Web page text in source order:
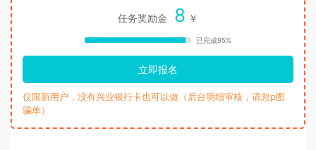
任务奖励金 8 ￥
已完成95%
立即报名
仅限新用户，没有兴业银行卡也可以做（后台明细审核，请忽p图
骗单）